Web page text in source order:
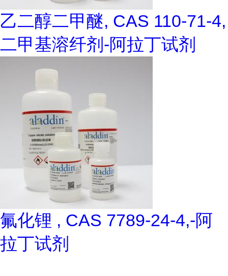
乙二醇二甲醚, CAS 110-71-4,
二甲基溶纤剂-阿拉丁试剂
氟化锂 , CAS 7789-24-4,-阿
拉丁试剂